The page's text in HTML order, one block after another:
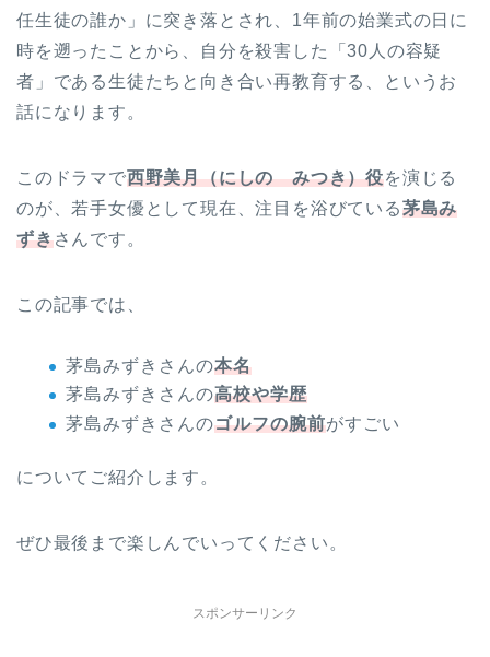
任生徒の誰か」に突き落とされ、1年前の始業式の日に
時を遡ったことから、自分を殺害した「30人の容疑
者」である生徒たちと向き合い再教育する、というお
話になります。
このドラマで西野美月（にしの みつき）役を演じる
のが、若手女優として現在、注目を浴びている茅島み
ずきさんです。
この記事では、
茅島みずきさんの本名
茅島みずきさんの高校や学歴
茅島みずきさんのゴルフの腕前がすごい
についてご紹介します。
ぜひ最後まで楽しんでいってください。
スポンサーリンク